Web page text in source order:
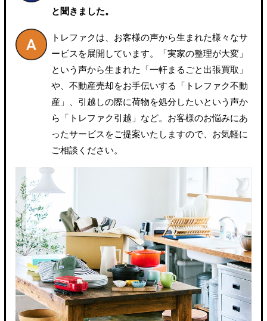
と聞きました。
トレファクは、お客様の声から生まれた様々なサ
ービスを展開しています。「実家の整理が大変」
という声から生まれた「一軒まるごと出張買取」
や、不動産売却をお手伝いする「トレファク不動
産」、引越しの際に荷物を処分したいという声か
ら「トレファク引越」など。お客様のお悩みにあ
ったサービスをご提案いたしますので、お気軽に
ご相談ください。